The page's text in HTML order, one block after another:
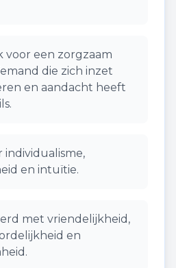
voor een zorgzaam
die zich inzet
en aandacht heeft
individualisme,
en intuïtie.
met vriendelijkheid,
en